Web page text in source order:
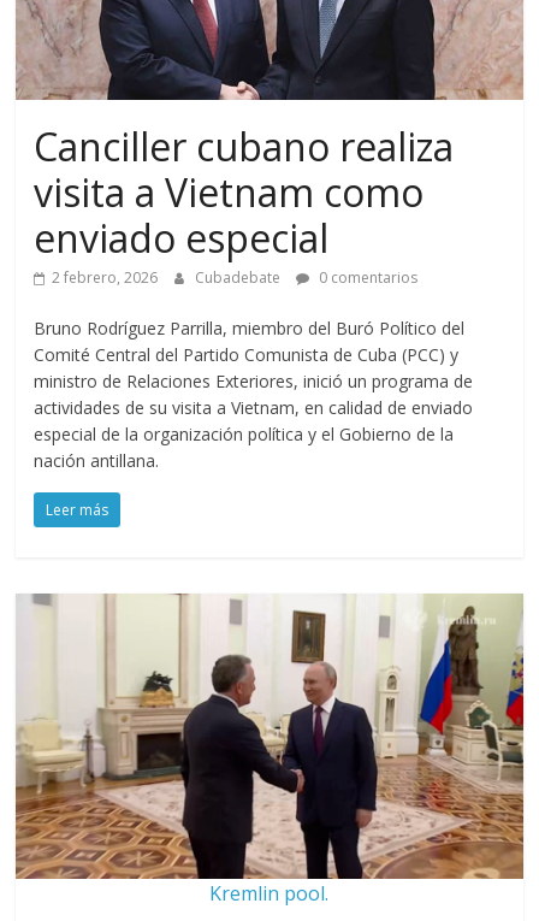
Canciller cubano realiza
visita a Vietnam como
enviado especial
2 febrero, 2026 Cubadebate 0 comentarios
Bruno Rodríguez Parrilla, miembro del Buró Político del
Comité Central del Partido Comunista de Cuba (PCC) y
ministro de Relaciones Exteriores, inició un programa de
actividades de su visita a Vietnam, en calidad de enviado
especial de la organización política y el Gobierno de la
nación antillana.
Leer más
Kremlin pool.